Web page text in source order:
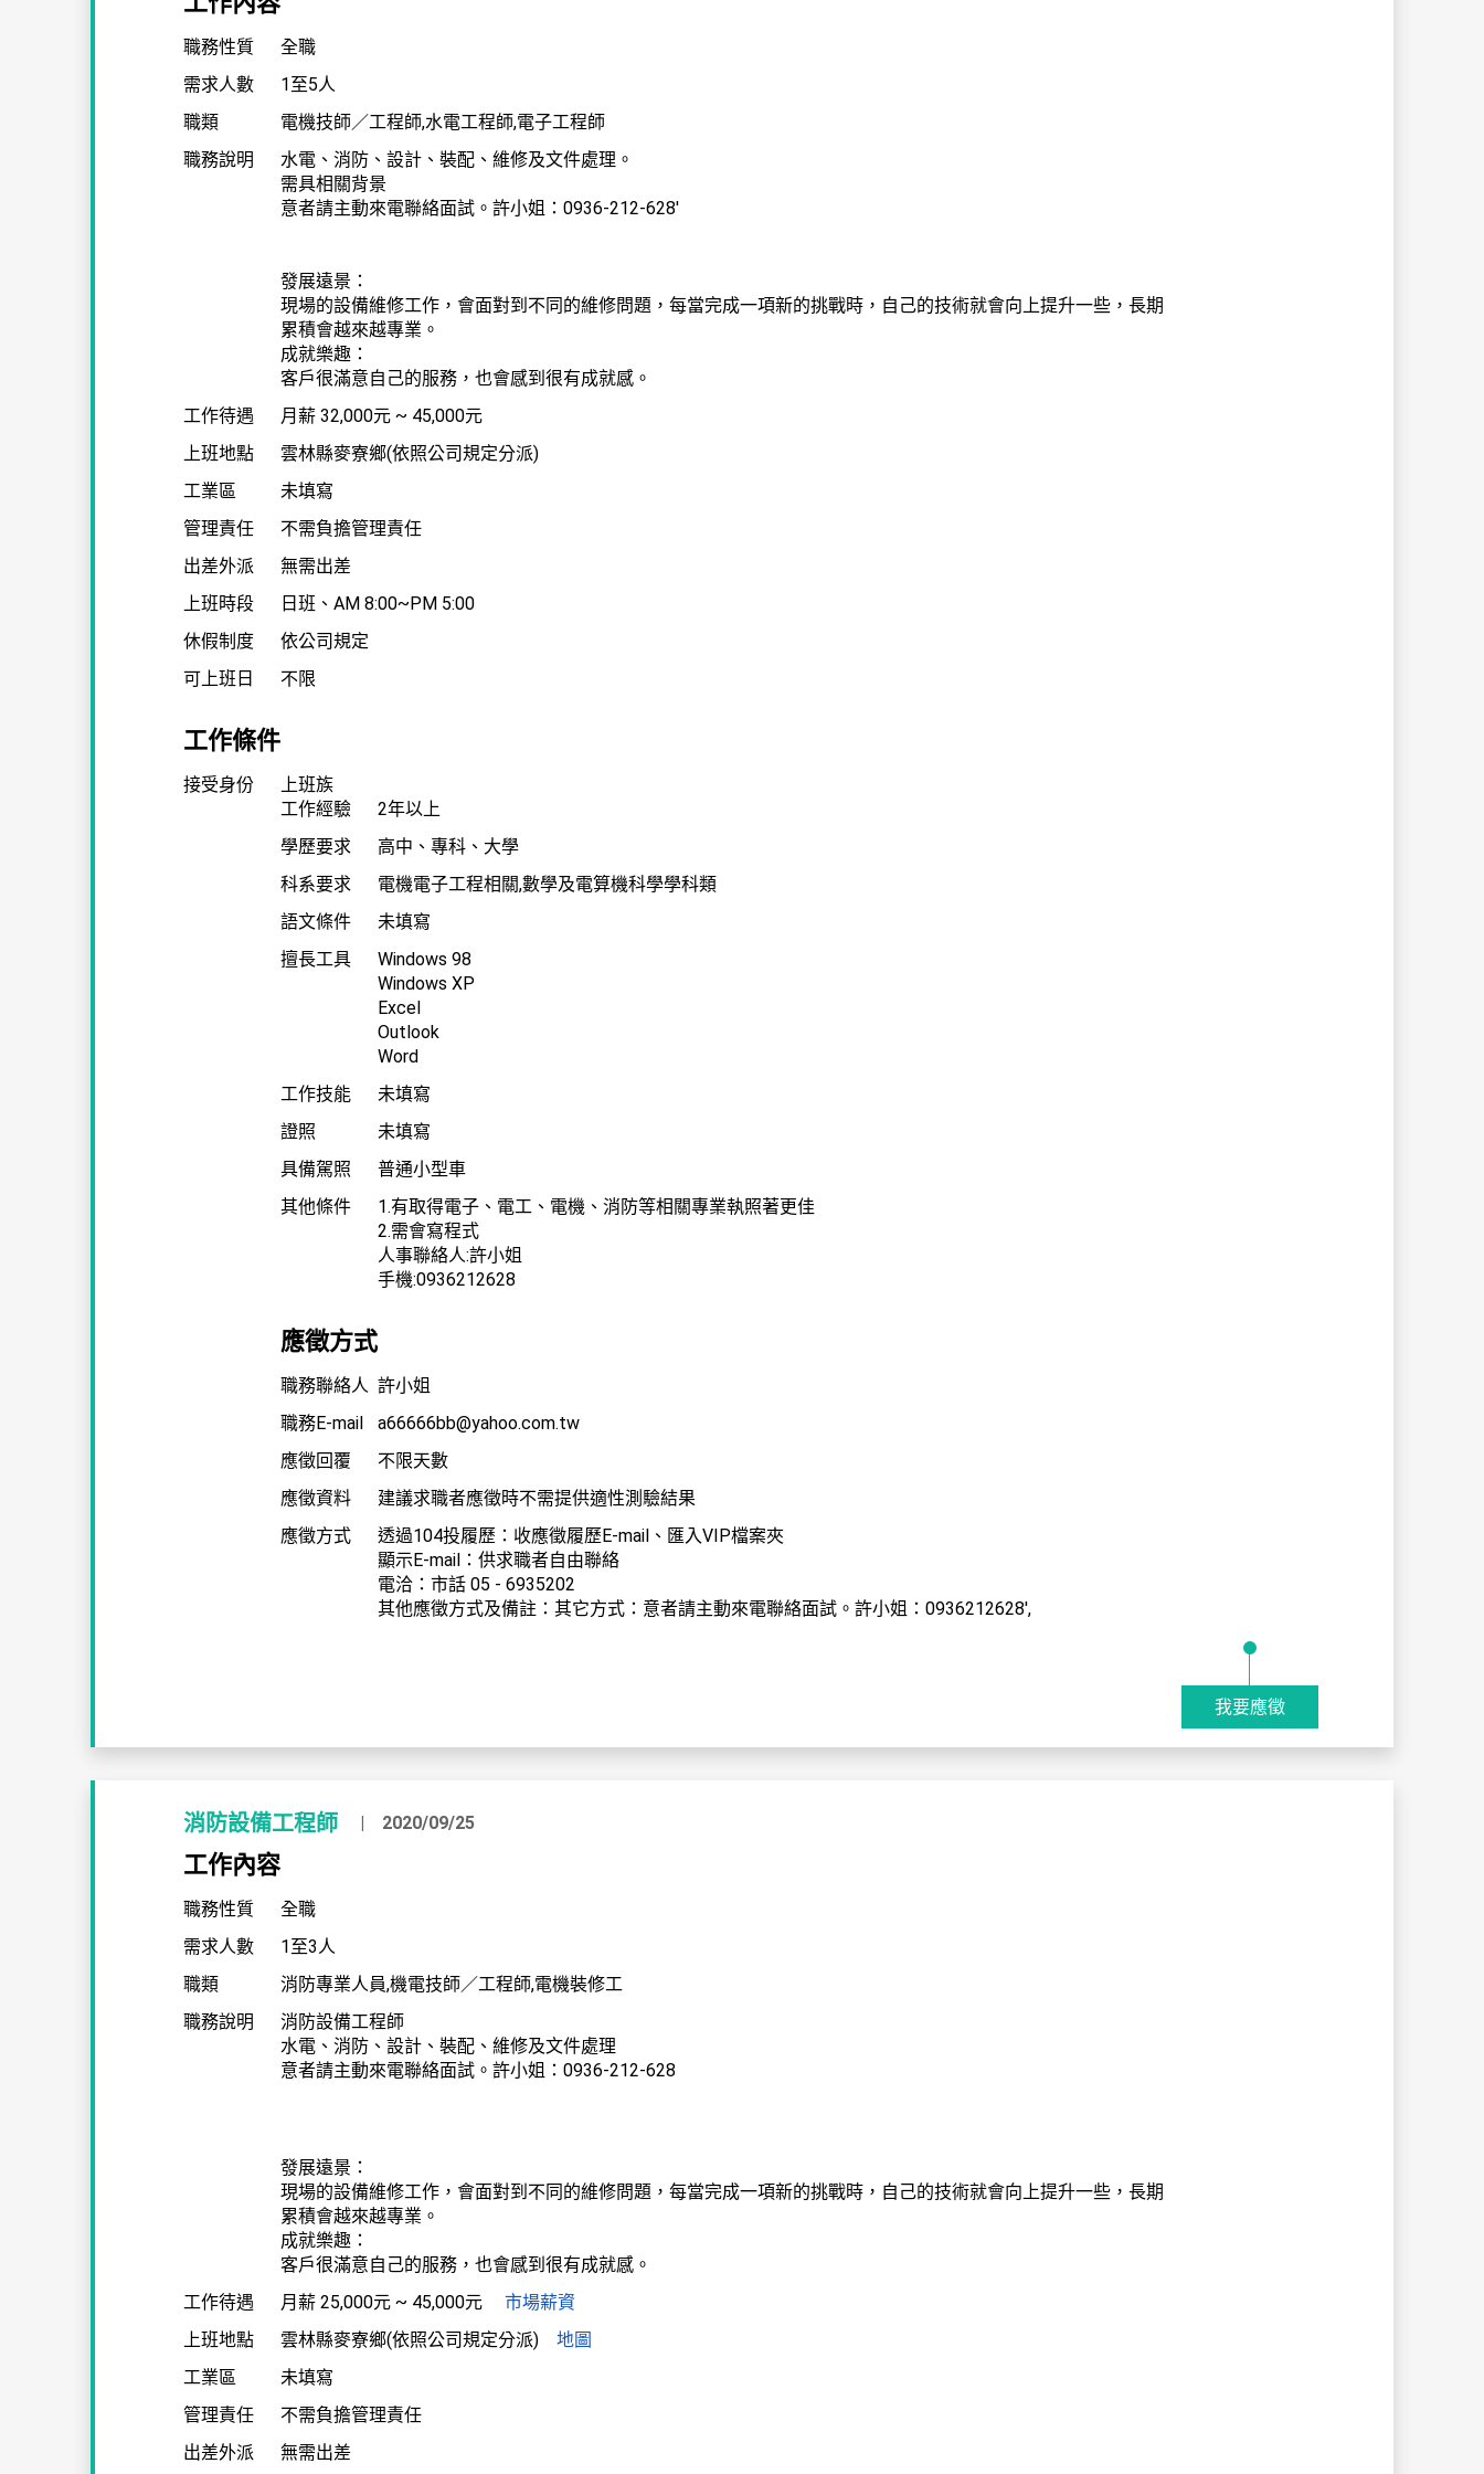
職務性質
全職
需求人數
1至5人
職類
電機技師／工程師,水電工程師,電子工程師
職務說明
水電、消防、設計、裝配、維修及文件處理。
需具相關背景
意者請主動來電聯絡面試。許小姐：0936-212-628'
發展遠景：
現場的設備維修工作，會面對到不同的維修問題，每當完成一項新的挑戰時，自己的技術就會向上提升一些，長期
累積會越來越專業。
成就樂趣：
客戶很滿意自己的服務，也會感到很有成就感。
工作待遇
月薪 32,000元 ~ 45,000元
上班地點
雲林縣麥寮鄉(依照公司規定分派)
工業區
未填寫
管理責任
不需負擔管理責任
出差外派
無需出差
上班時段
日班 、 AM 8:00~PM 5:00
休假制度
依公司規定
可上班日
不限
工作條件
接受身份
上班族
工作經驗
2年以上
學歷要求
高中、專科、大學
科系要求
電機電子工程相關,數學及電算機科學學科類
語文條件
未填寫
擅長工具
Windows 98
Windows XP
Excel
Outlook
Word
工作技能
未填寫
證照
未填寫
具備駕照
普通小型車
其他條件
1.有取得電子、電工、電機、消防等相關專業執照著更佳
2.需會寫程式
人事聯絡人:許小姐
手機:0936212628
應徵方式
職務聯絡人 許小姐
職務E-mail
a66666bb@yahoo.com.tw
應徵回覆
不限天數
應徵資料
建議求職者應徵時不需提供適性測驗結果
應徵方式
透過104投履歷：收應徵履歷E-mail、匯入VIP檔案夾
顯示E-mail：供求職者自由聯絡
電洽：市話 05 - 6935202
其他應徵方式及備註：其它方式：意者請主動來電聯絡面試。許小姐：0936212628',
我要應徵
消防設備工程師 2020/09/25
工作內容
職務性質
全職
需求人數
1至3人
職類
消防專業人員,機電技師／工程師,電機裝修工
職務說明
消防設備工程師
水電、消防、設計、裝配、維修及文件處理
意者請主動來電聯絡面試。許小姐：0936-212-628
發展遠景：
現場的設備維修工作，會面對到不同的維修問題，每當完成一項新的挑戰時，自己的技術就會向上提升一些，長期
累積會越來越專業。
成就樂趣：
客戶很滿意自己的服務，也會感到很有成就感。
工作待遇
月薪 25,000元 ~ 45,000元
市場薪資
上班地點
雲林縣麥寮鄉(依照公司規定分派)
地圖
工業區
未填寫
管理責任
不需負擔管理責任
出差外派
無需出差